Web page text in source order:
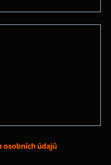
osobních údajů